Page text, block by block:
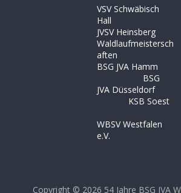
VSV Schwäbisch
Hall
JVSV Heinsberg
Waldlaufmeistersch
aften
BSG JVA Hamm
BSG
JVA Düsseldorf
KSB Soest
WBSV Westfalen
e.V.
Copyright © 2026 54 Jahre BSG JVA